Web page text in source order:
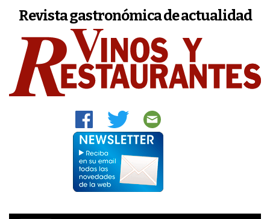
Revista gastronómica de actualidad